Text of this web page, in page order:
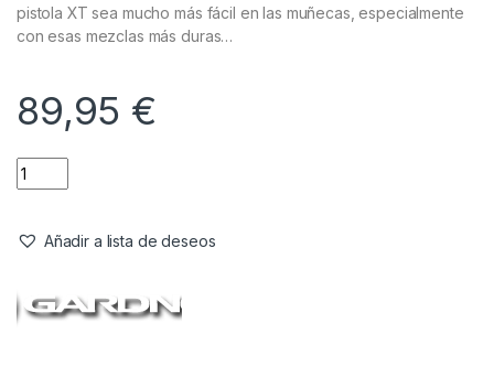
pistola XT sea mucho más fácil en las muñecas, especialmente
con esas mezclas más duras…
89,95 €
Añadir a lista de deseos